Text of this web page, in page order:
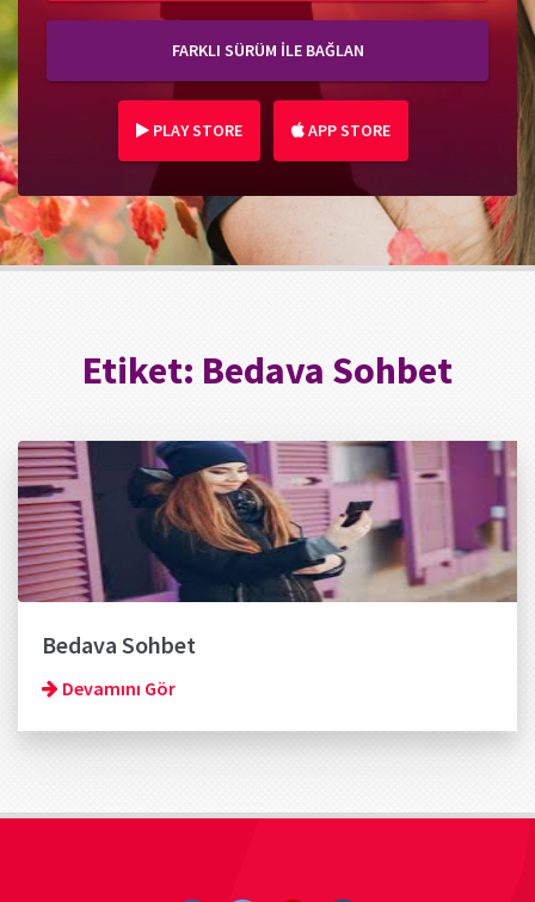
FARKLI SÜRÜM İLE BAĞLAN
PLAY STORE APP STORE
Etiket: Bedava Sohbet
Bedava Sohbet
Devamını Gör